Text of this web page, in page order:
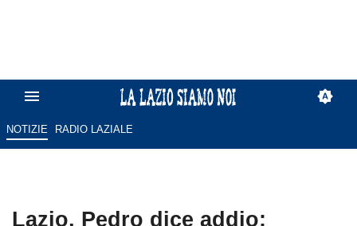
NOTIZIE RADIO LAZIALE
Lazio, Pedro dice addio: